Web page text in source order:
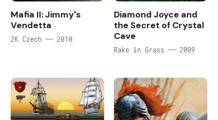
Mafia II: Jimmy's
Vendetta
2K Czech — 2010
Diamond Joyce and
the Secret of Crystal
Cave
Rake in Grass — 2009